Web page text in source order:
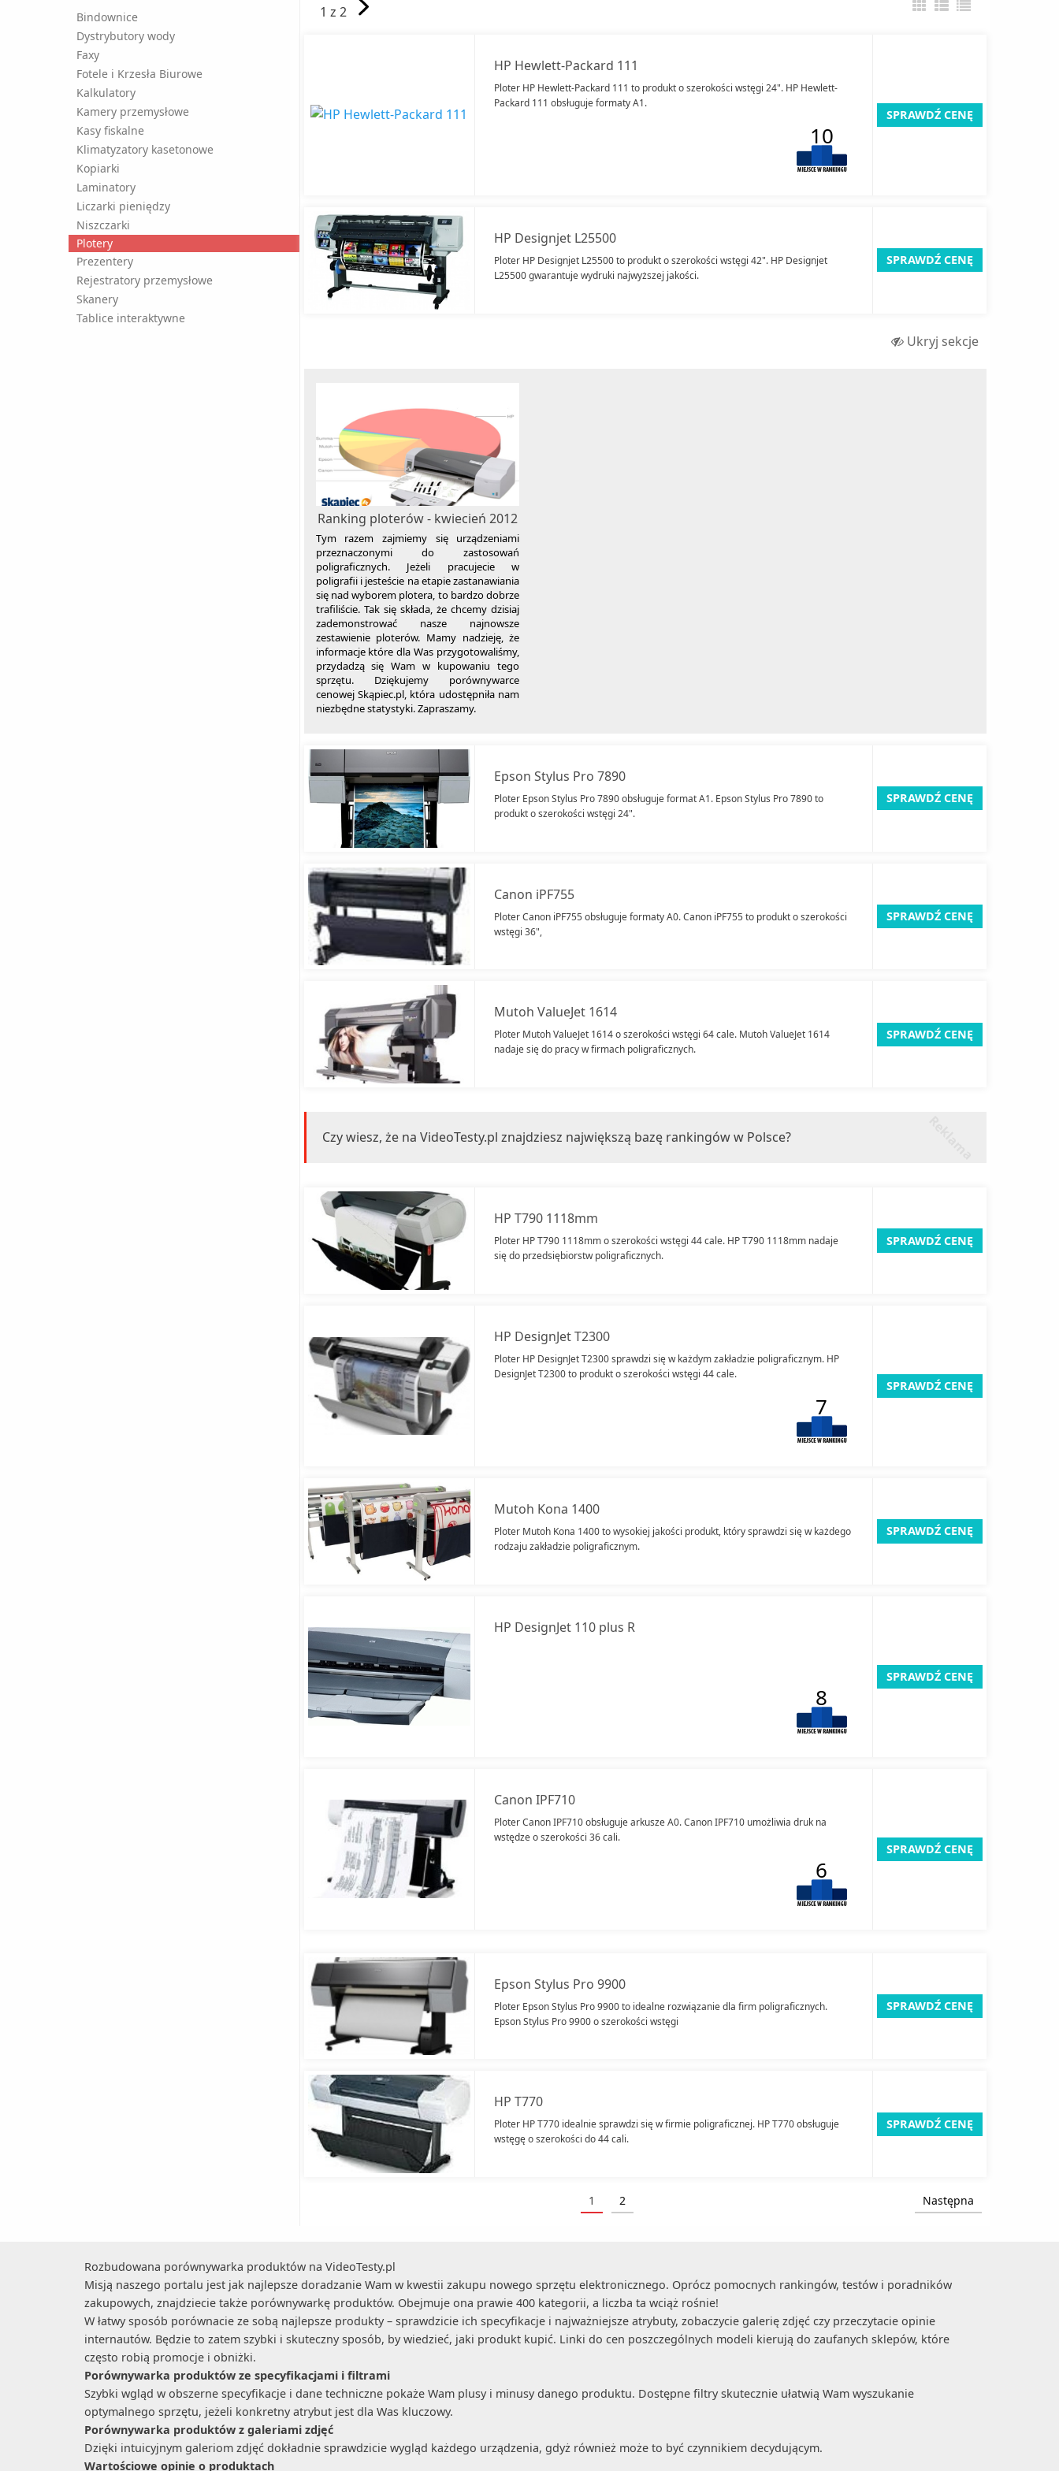
Bindownice
Dystrybutory wody
Faxy
Fotele i Krzesła Biurowe
Kalkulatory
Kamery przemysłowe
Kasy fiskalne
Klimatyzatory kasetonowe
Kopiarki
Laminatory
Liczarki pieniędzy
Niszczarki
Plotery
Prezentery
Rejestratory przemysłowe
Skanery
Tablice interaktywne
1 z 2
HP Hewlett-Packard 111
Ploter HP Hewlett-Packard 111 to produkt o szerokości wstęgi 24". HP Hewlett-
Packard 111 obsługuje formaty A1.
10
SPRAWDŹ CENĘ
HP Designjet L25500
Ploter HP Designjet L25500 to produkt o szerokości wstęgi 42". HP Designjet
L25500 gwarantuje wydruki najwyższej jakości.
SPRAWDŹ CENĘ
Ukryj sekcje
Ranking ploterów - kwiecień 2012
Tym razem zajmiemy się urządzeniami
przeznaczonymi do zastosowań
poligraficznych. Jeżeli pracujecie w
poligrafii i jesteście na etapie zastanawiania
się nad wyborem plotera, to bardzo dobrze
trafiliście. Tak się składa, że chcemy dzisiaj
zademonstrować nasze najnowsze
zestawienie ploterów. Mamy nadzieję, że
informacje które dla Was przygotowaliśmy,
przydadzą się Wam w kupowaniu tego
sprzętu. Dziękujemy porównywarce
cenowej Skąpiec.pl, która udostępniła nam
niezbędne statystyki. Zapraszamy.
Epson Stylus Pro 7890
Ploter Epson Stylus Pro 7890 obsługuje format A1. Epson Stylus Pro 7890 to
produkt o szerokości wstęgi 24".
SPRAWDŹ CENĘ
Canon iPF755
Ploter Canon iPF755 obsługuje formaty A0. Canon iPF755 to produkt o szerokości
wstęgi 36",
SPRAWDŹ CENĘ
Mutoh ValueJet 1614
Ploter Mutoh ValueJet 1614 o szerokości wstęgi 64 cale. Mutoh ValueJet 1614
nadaje się do pracy w firmach poligraficznych.
SPRAWDŹ CENĘ
Czy wiesz, że na VideoTesty.pl znajdziesz największą bazę rankingów w Polsce?
HP T790 1118mm
Ploter HP T790 1118mm o szerokości wstęgi 44 cale. HP T790 1118mm nadaje
się do przedsiębiorstw poligraficznych.
SPRAWDŹ CENĘ
HP DesignJet T2300
Ploter HP DesignJet T2300 sprawdzi się w każdym zakładzie poligraficznym. HP
DesignJet T2300 to produkt o szerokości wstęgi 44 cale.
7
SPRAWDŹ CENĘ
Mutoh Kona 1400
Ploter Mutoh Kona 1400 to wysokiej jakości produkt, który sprawdzi się w każdego
rodzaju zakładzie poligraficznym.
SPRAWDŹ CENĘ
HP DesignJet 110 plus R
8
SPRAWDŹ CENĘ
Canon IPF710
Ploter Canon IPF710 obsługuje arkusze A0. Canon IPF710 umożliwia druk na
wstędze o szerokości 36 cali.
6
SPRAWDŹ CENĘ
Epson Stylus Pro 9900
Ploter Epson Stylus Pro 9900 to idealne rozwiązanie dla firm poligraficznych.
Epson Stylus Pro 9900 o szerokości wstęgi
SPRAWDŹ CENĘ
HP T770
Ploter HP T770 idealnie sprawdzi się w firmie poligraficznej. HP T770 obsługuje
wstęgę o szerokości do 44 cali.
SPRAWDŹ CENĘ
1
2 Następna
Rozbudowana porównywarka produktów na VideoTesty.pl
Misją naszego portalu jest jak najlepsze doradzanie Wam w kwestii zakupu nowego sprzętu elektronicznego. Oprócz pomocnych rankingów, testów i poradników
zakupowych, znajdziecie także porównywarkę produktów. Obejmuje ona prawie 400 kategorii, a liczba ta wciąż rośnie!
W łatwy sposób porównacie ze sobą najlepsze produkty – sprawdzicie ich specyfikacje i najważniejsze atrybuty, zobaczycie galerię zdjęć czy przeczytacie opinie
internautów. Będzie to zatem szybki i skuteczny sposób, by wiedzieć, jaki produkt kupić. Linki do cen poszczególnych modeli kierują do zaufanych sklepów, które
często robią promocje i obniżki.
Porównywarka produktów ze specyfikacjami i filtrami
Szybki wgląd w obszerne specyfikacje i dane techniczne pokaże Wam plusy i minusy danego produktu. Dostępne filtry skutecznie ułatwią Wam wyszukanie
optymalnego sprzętu, jeżeli konkretny atrybut jest dla Was kluczowy.
Porównywarka produktów z galeriami zdjęć
Dzięki intuicyjnym galeriom zdjęć dokładnie sprawdzicie wygląd każdego urządzenia, gdyż również może to być czynnikiem decydującym.
Wartościowe opinie o produktach